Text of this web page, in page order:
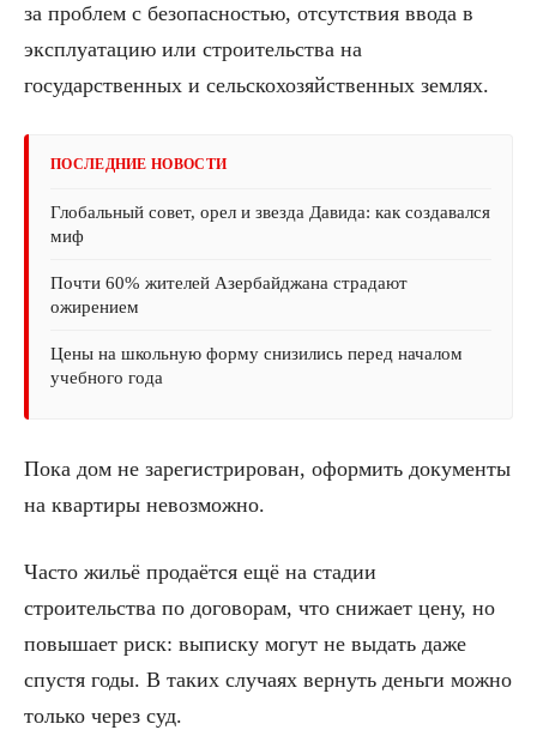
за проблем с безопасностью, отсутствия ввода в
эксплуатацию или строительства на
государственных и сельскохозяйственных землях.
ПОСЛЕДНИЕ НОВОСТИ
Глобальный совет, орел и звезда Давида: как создавался
миф
Почти 60% жителей Азербайджана страдают
ожирением
Цены на школьную форму снизились перед началом
учебного года
Пока дом не зарегистрирован, оформить документы
на квартиры невозможно.
Часто жильё продаётся ещё на стадии
строительства по договорам, что снижает цену, но
повышает риск: выписку могут не выдать даже
спустя годы. В таких случаях вернуть деньги можно
только через суд.